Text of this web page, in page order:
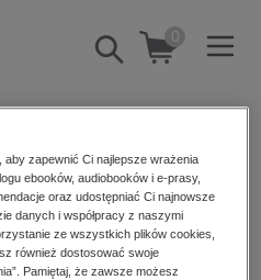
Pokaż/schowaj
wyszukiwarkę
0
wnętrz
zapewnić Ci najlepsze wrażenia
ebooków, audiobooków i e-prasy,
oraz udostępniać Ci najnowsze
danych i współpracy z naszymi
ze wszystkich plików cookies,
również dostosować swoje
Pamiętaj, że zawsze możesz